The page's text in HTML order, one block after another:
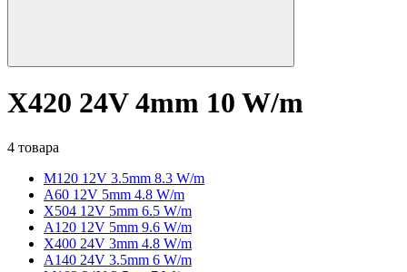
X420 24V 4mm 10 W/m
4 товара
M120 12V 3.5mm 8.3 W/m
A60 12V 5mm 4.8 W/m
X504 12V 5mm 6.5 W/m
A120 12V 5mm 9.6 W/m
X400 24V 3mm 4.8 W/m
A140 24V 3.5mm 6 W/m